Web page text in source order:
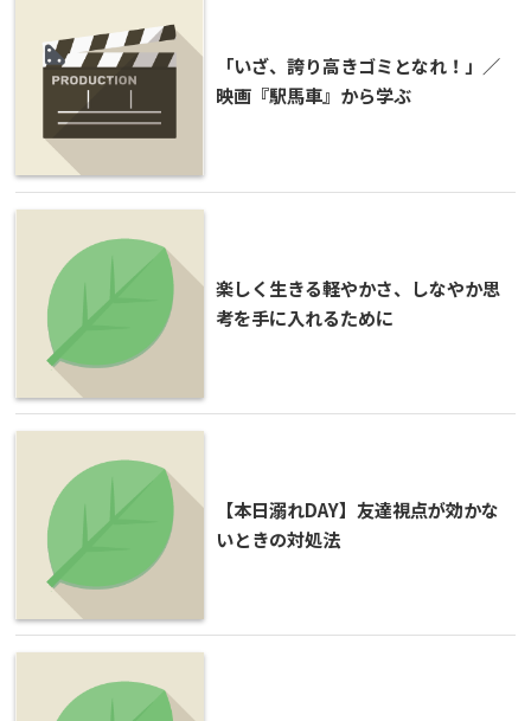
「いざ、誇り高きゴミとなれ！」／
映画『駅馬車』から学ぶ
楽しく生きる軽やかさ、しなやか思
考を手に入れるために
【本日溺れDAY】友達視点が効かな
いときの対処法